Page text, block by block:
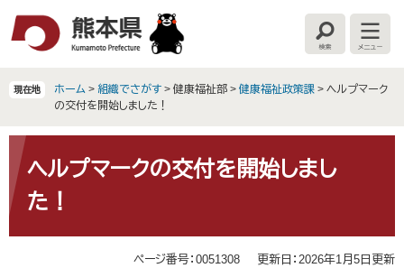
文
へ
検
索
メ
ニ
ー
現在地 ホーム > 組織でさがす > 健康福祉部 > 健康福祉政策課 > ヘルプマーク
の交付を開始しました！
文 ヘルプマークの交付を開始しまし
た！
ページ番号：0051308 更新日：2026年1月5日更新